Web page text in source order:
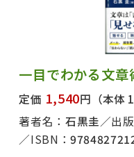
一目でわかる文章
定価 1,540円 （本体
著者名： 石黒圭 出
ISBN：